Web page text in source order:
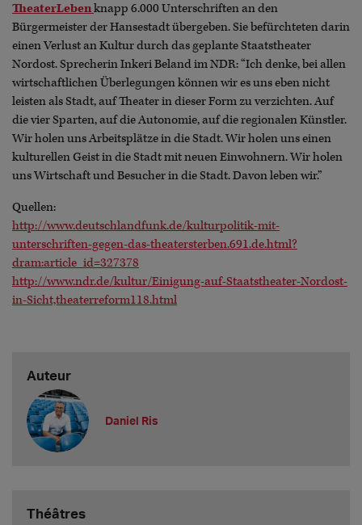
TheaterLebenknapp 6.000 Unterschriften an den
Bürgermeister der Hansestadt übergeben. Sie befürchteten darin
einen Verlust an Kultur durch das geplante Staatstheater
Nordost. Sprecherin Inkeri Beland im NDR: “Ich denke, bei allen
wirtschaftlichen Überlegungen können wir es uns eben nicht
leisten als Stadt, auf Theater in dieser Form zu verzichten. Auf
die vier Sparten, auf die Autonomie, auf die regionalen Künstler.
Wir holen uns Arbeitsplätze in die Stadt. Wir holen uns einen
kulturellen Geist in die Stadt mit neuen Einwohnern. Wir holen
uns Wirtschaft und Besucher in die Stadt. Davon leben wir.”
Quellen:
http://www.deutschlandfunk.de/kulturpolitik-mit-
unterschriften-gegen-das-theatersterben.691.de.html?
dram:article_id=327378
http://www.ndr.de/kultur/Einigung-auf-Staatstheater-Nordost-
in-Sicht,theaterreform118.html
Auteur
Daniel Ris
Théâtres